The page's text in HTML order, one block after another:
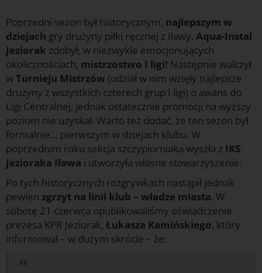
Poprzedni sezon był historycznym, najlepszym w
dziejach gry drużyny piłki ręcznej z Iławy. Aqua-Instal
Jeziorak zdobył, w niezwykle emocjonujących
okolicznościach, mistrzostwo I ligi! Następnie walczył
wTurnieju Mistrzów (udział w nim wzięły najlepsze
drużyny z wszystkich czterech grup I ligi) o awans do
Ligi Centralnej, jednak ostatecznie promocji na wyższy
poziom nie uzyskał. Warto też dodać, że ten sezon był
formalnie… pierwszym w dziejach klubu. W
poprzednim roku sekcja szczypiorniaka wyszła z IKS
Jezioraka Iława i utworzyła własne stowarzyszenie.
Po tych historycznych rozgrywkach nastąpił jednak
pewien zgrzyt na linii klub – władze miasta. W
sobotę 21 czerwca opublikowaliśmy oświadczenie
prezesa KPR Jeziorak, Łukasza Kamińskiego, który
informował – w dużym skrócie – że: